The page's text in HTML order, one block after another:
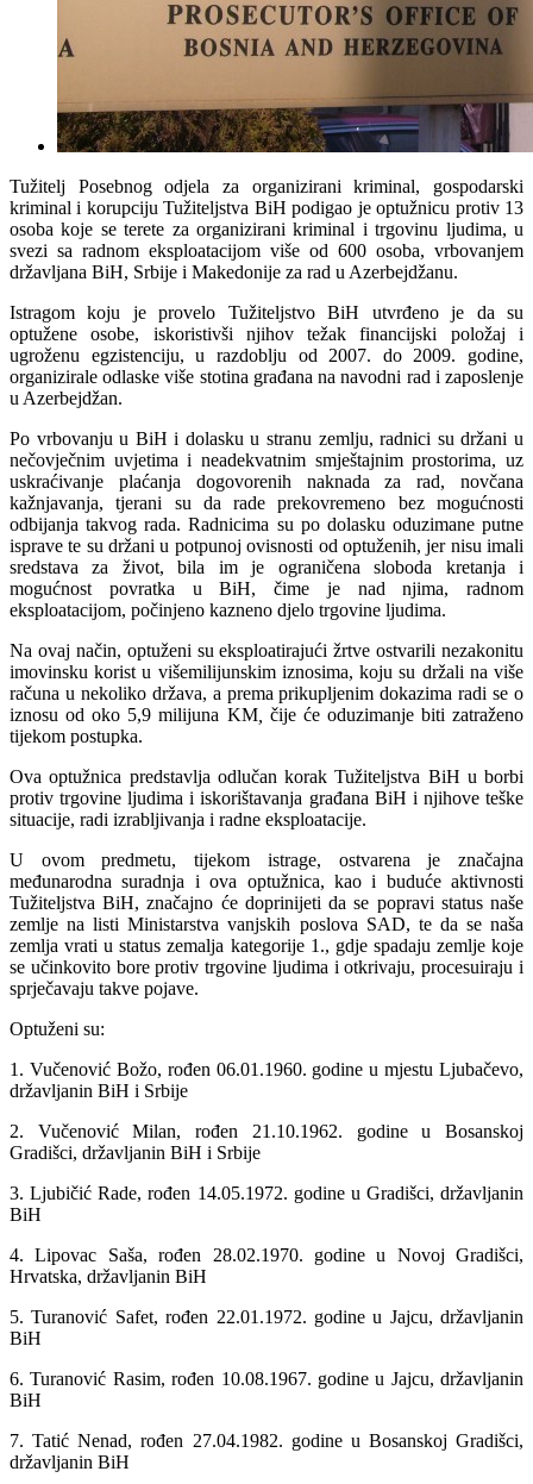
Tužitelj Posebnog odjela za organizirani kriminal, gospodarski
kriminal i korupciju Tužiteljstva BiH podigao je optužnicu protiv 13
osoba koje se terete za organizirani kriminal i trgovinu ljudima, u
svezi sa radnom eksploatacijom više od 600 osoba, vrbovanjem
državljana BiH, Srbije i Makedonije za rad u Azerbejdžanu.
Istragom koju je provelo Tužiteljstvo BiH utvrđeno je da su
optužene osobe, iskoristivši njihov težak financijski položaj i
ugroženu egzistenciju, u razdoblju od 2007. do 2009. godine,
organizirale odlaske više stotina građana na navodni rad i zaposlenje
u Azerbejdžan.
Po vrbovanju u BiH i dolasku u stranu zemlju, radnici su držani u
nečovječnim uvjetima i neadekvatnim smještajnim prostorima, uz
uskraćivanje plaćanja dogovorenih naknada za rad, novčana
kažnjavanja, tjerani su da rade prekovremeno bez mogućnosti
odbijanja takvog rada. Radnicima su po dolasku oduzimane putne
isprave te su držani u potpunoj ovisnosti od optuženih, jer nisu imali
sredstava za život, bila im je ograničena sloboda kretanja i
mogućnost povratka u BiH, čime je nad njima, radnom
eksploatacijom, počinjeno kazneno djelo trgovine ljudima.
Na ovaj način, optuženi su eksploatirajući žrtve ostvarili nezakonitu
imovinsku korist u višemilijunskim iznosima, koju su držali na više
računa u nekoliko država, a prema prikupljenim dokazima radi se o
iznosu od oko 5,9 milijuna KM, čije će oduzimanje biti zatraženo
tijekom postupka.
Ova optužnica predstavlja odlučan korak Tužiteljstva BiH u borbi
protiv trgovine ljudima i iskorištavanja građana BiH i njihove teške
situacije, radi izrabljivanja i radne eksploatacije.
U ovom predmetu, tijekom istrage, ostvarena je značajna
međunarodna suradnja i ova optužnica, kao i buduće aktivnosti
Tužiteljstva BiH, značajno će doprinijeti da se popravi status naše
zemlje na listi Ministarstva vanjskih poslova SAD, te da se naša
zemlja vrati u status zemalja kategorije 1., gdje spadaju zemlje koje
se učinkovito bore protiv trgovine ljudima i otkrivaju, procesuiraju i
sprječavaju takve pojave.
Optuženi su:
1. Vučenović Božo, rođen 06.01.1960. godine u mjestu Ljubačevo,
državljanin BiH i Srbije
2. Vučenović Milan, rođen 21.10.1962. godine u Bosanskoj
Gradišci, državljanin BiH i Srbije
3. Ljubičić Rade, rođen 14.05.1972. godine u Gradišci, državljanin
BiH
4. Lipovac Saša, rođen 28.02.1970. godine u Novoj Gradišci,
Hrvatska, državljanin BiH
5. Turanović Safet, rođen 22.01.1972. godine u Jajcu, državljanin
BiH
6. Turanović Rasim, rođen 10.08.1967. godine u Jajcu, državljanin
BiH
7. Tatić Nenad, rođen 27.04.1982. godine u Bosanskoj Gradišci,
državljanin BiH